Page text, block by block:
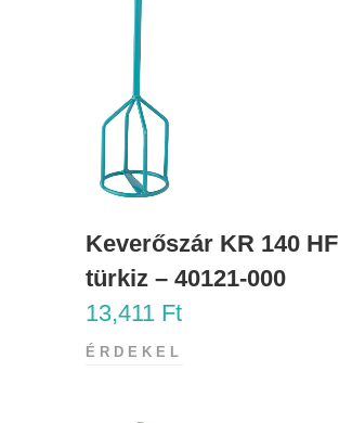
Keverőszár KR 140 HF
türkiz – 40121-000
13,411 Ft
ÉRDEKEL